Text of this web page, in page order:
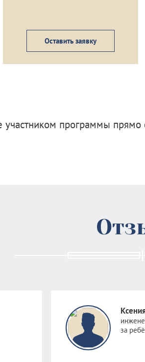
Оставить заявку
участником программы прямо
за